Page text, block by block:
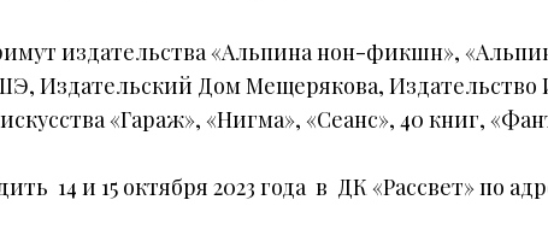
издательства «Альпина нон-фикшн»,
Издательский Дом Мещерякова, Издательство
«Гараж», «Нигма», «Сеанс», 40 книг,
14 и 15 октября 2023 года в ДК «Рассвет» по